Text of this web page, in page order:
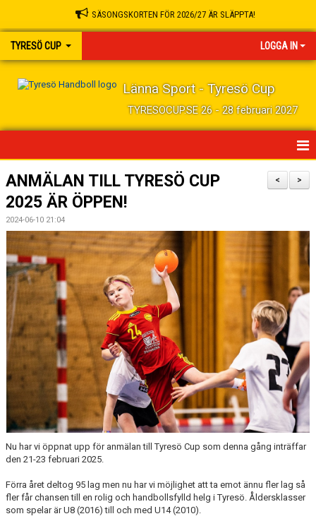
SÄSONGSKORTEN FÖR 2026/27 ÄR SLÄPPTA!
TYRESÖ CUP LOGGA IN
Länna Sport - Tyresö Cup
TYRESOCUP.SE 26 - 28 februari 2027
HEM
NYHETER
HALLAR OCH PLATSER
MAT/BOENDE/KAFETERIA
ANMÄL DIG HÄR
KLASSER
ANMÄLDA LAG
SENASTE RESULTAT
BILDER
HISTORIA/RESULTAT
>
<
ANMÄLAN TILL TYRESÖ CUP
2025 ÄR ÖPPEN!
2024-06-10 21:04
Nu har vi öppnat upp för anmälan till Tyresö Cup som denna gång inträffar
den 21-23 februari 2025.
Förra året deltog 95 lag men nu har vi möjlighet att ta emot ännu fler lag så
fler får chansen till en rolig och handbollsfylld helg i Tyresö. Åldersklasser
som spelar är U8 (2016) till och med U14 (2010).